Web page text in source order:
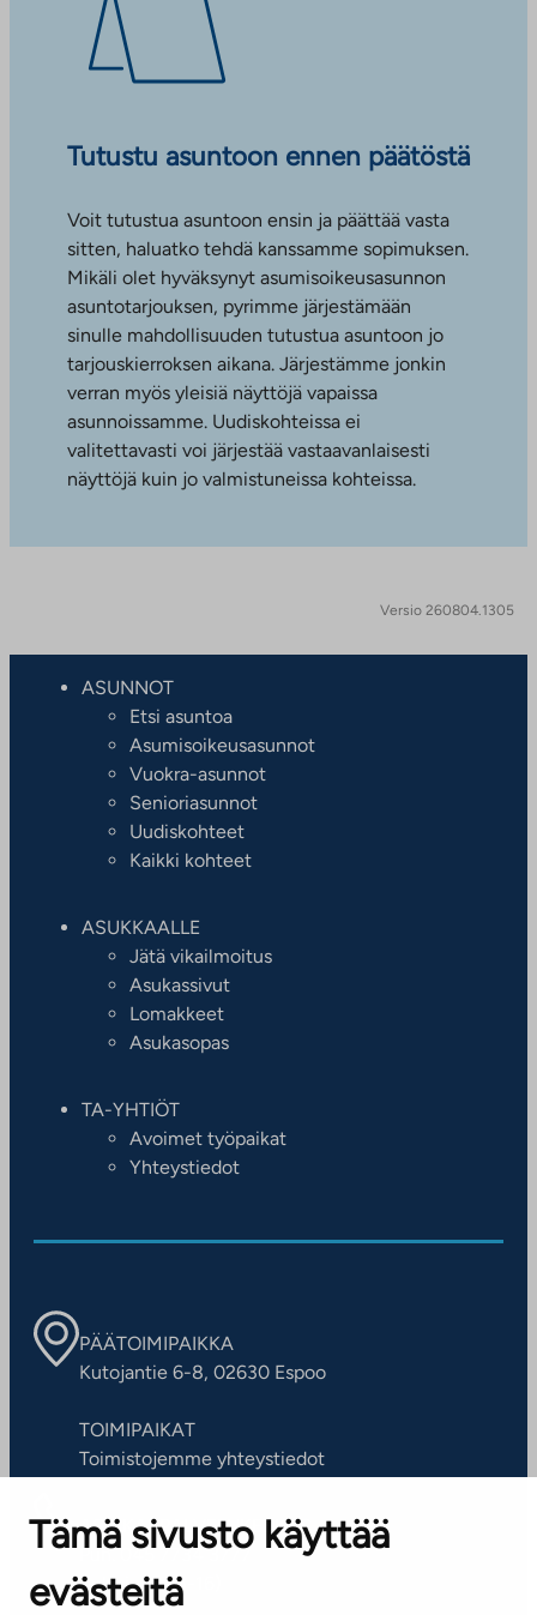
Tämä sivusto käyttää
evästeitä
Tutustu asuntoon ennen päätöstä
Voit tutustua asuntoon ensin ja päättää vasta
sitten, haluatko tehdä kanssamme sopimuksen.
Mikäli olet hyväksynyt asumisoikeusasunnon
asuntotarjouksen, pyrimme järjestämään
sinulle mahdollisuuden tutustua asuntoon jo
tarjouskierroksen aikana. Järjestämme jonkin
verran myös yleisiä näyttöjä vapaissa
asunnoissamme. Uudiskohteissa ei
valitettavasti voi järjestää vastaavanlaisesti
näyttöjä kuin jo valmistuneissa kohteissa.
Versio 260804.1305
ASUNNOT
Etsi asuntoa
Asumisoikeusasunnot
Vuokra-asunnot
Senioriasunnot
Uudiskohteet
Kaikki kohteet
ASUKKAALLE
Jätä vikailmoitus
Asukassivut
Lomakkeet
Asukasopas
TA-YHTIÖT
Avoimet työpaikat
Yhteystiedot
PÄÄTOIMIPAIKKA
Kutojantie 6-8, 02630 Espoo
TOIMIPAIKAT
Toimistojemme yhteystiedot
ASIAKASPALVELUKESKUS
Puh. 045 7734 3777
(arkisin klo 8-16)